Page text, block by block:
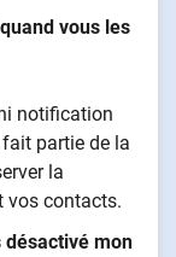
vous les
notification
partie de la
la
vos contacts.
mon